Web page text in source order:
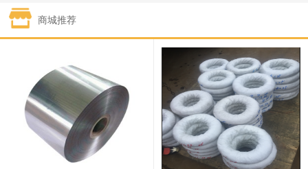
钯金
331,000 -10,000
89,000—95,000 92,000 1,000
2#锑 85,000—91,000 88,000 1,000
1#镁 17,000—18,000 17,500 0
18,900—19,100 19,000 100
商城推荐